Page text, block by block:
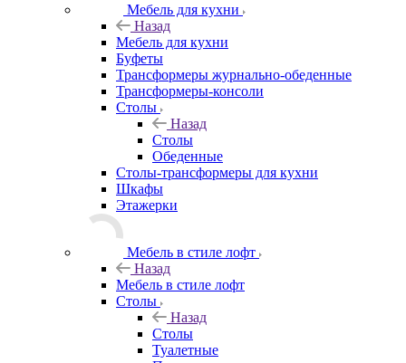
Мебель для кухни
Назад
Мебель для кухни
Буфеты
Трансформеры журнально-обеденные
Трансформеры-консоли
Столы
Назад
Столы
Обеденные
Столы-трансформеры для кухни
Шкафы
Этажерки
Мебель в стиле лофт
Назад
Мебель в стиле лофт
Столы
Назад
Столы
Туалетные